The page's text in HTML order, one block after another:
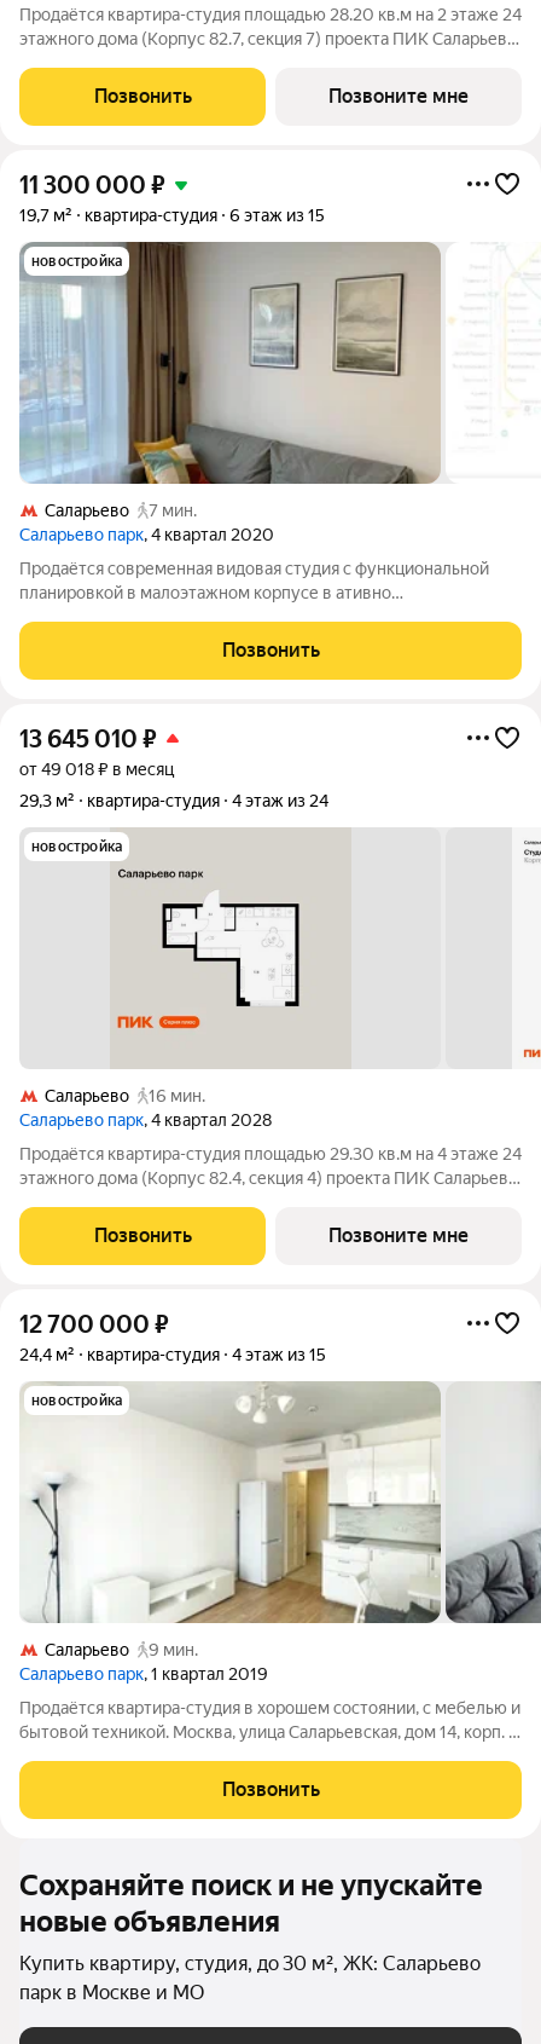
Продаётся квартира-студия площадью 28.20 кв.м на 2 этаже 24
этажного дома (Корпус 82.7, секция 7) проекта ПИК Саларьево
функциональная планировка, большие окна, с отделкой. Жилой
район «Саларьево
Позвонить Позвоните мне
11 300 000 ₽
19,7 м² квартира-студия 6 этаж из 15
новостройка
Саларьево
7 мин.
Саларьево парк, 4 квартал 2020
Продаётся современная видовая студия с функциональной
планировкой в малоэтажном корпусе в ативно
"Саларьево Парк". Квартира расположена на 6 этаже 15-
этажного дома. Общая площадь квартиры 19,7 кв. м.
Позвонить
13 645 010 ₽
от 49 018 ₽ в месяц
29,3 м²
квартира-студия 4 этаж из 24
новостройка
Саларьево
16 мин.
Саларьево парк, 4 квартал 2028
Продаётся квартира-студия площадью 29.30 кв.м на 4 этаже 24
этажного дома (Корпус 82.4, секция 4) проекта ПИК Саларьево
функциональная планировка, большие окна, с отделкой. Жилой
район «Саларьево
Позвонить Позвоните мне
12 700 000 ₽
24,4 м² квартира-студия 4 этаж из 15
новостройка
Саларьево
9 мин.
Саларьево парк, 1 квартал 2019
Продаётся квартира-студия в хорошем состоянии, с мебелью и
бытовой техникой. Москва, улица Саларьевская, дом 14, корп. 3.
подъездный. Перекрытия ж/бетонные. Высота потолков 2,7 м.
Все коммуникации
Позвонить
Сохраняйте поиск и не упускайте
новые объявления
Купить квартиру, студия, до 30 м², ЖК: Саларьево
парк в Москве и МО